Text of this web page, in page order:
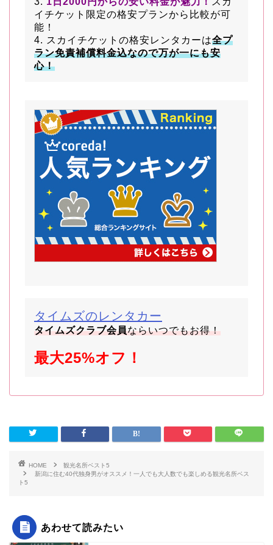
イチケット限定の格安プランから比較が可
能！
4. スカイチケットの格安レンタカーは全プ
ラン免責補償料金込なので万が一にも安
心！
タイムズのレンタカー
タイムズクラブ会員ならいつでもお得！
最大25%オフ！
HOME
観光名所ベスト5
新潟に住む40代独身男がオススメ！一人でも大人数でも楽しめる観光名所ベス
ト5
あわせて読みたい